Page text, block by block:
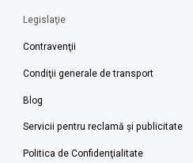
Legislaţie
Contravenţii
Condiţii generale de transport
Blog
Servicii pentru reclamă și publicitate
Politica de Confidenţialitate